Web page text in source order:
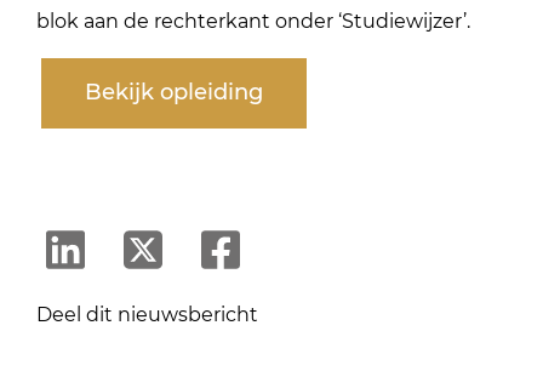
blok aan de rechterkant onder ‘Studiewijzer’.
Bekijk opleiding
Deel dit nieuwsbericht